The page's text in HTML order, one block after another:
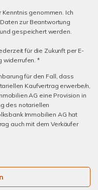
Kenntnis genommen. Ich
zur Beantwortung
gespeichert werden.
für die Zukunft per E-
widerrufen. *
für den Fall, dass
Kaufvertrag erwerbe/n,
AG eine Provision in
des notariellen
Immobilien AG hat
auch mit dem Verkäufer